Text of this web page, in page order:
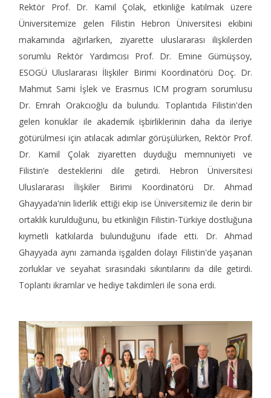
Rektör Prof. Dr. Kamil Çolak, etkinliğe katılmak üzere
Üniversitemize gelen Filistin Hebron Üniversitesi ekibini
makamında ağırlarken, ziyarette uluslararası ilişkilerden
sorumlu Rektör Yardımcısı Prof. Dr. Emine Gümüşsoy,
ESOGÜ Uluslararası İlişkiler Birimi Koordinatörü Doç. Dr.
Mahmut Sami İşlek ve Erasmus ICM program sorumlusu
Dr. Emrah Orakcıoğlu da bulundu. Toplantıda Filistin'den
gelen konuklar ile akademik işbirliklerinin daha da ileriye
götürülmesi için atılacak adımlar görüşülürken, Rektör Prof.
Dr. Kamil Çolak ziyaretten duyduğu memnuniyeti ve
Filistin’e desteklerini dile getirdi. Hebron Üniversitesi
Uluslararası İlişkiler Birimi Koordinatörü Dr. Ahmad
Ghayyada'nin liderlik ettiği ekip ise Üniversitemiz ile derin bir
ortaklık kurulduğunu, bu etkinliğin Filistin-Türkiye dostluğuna
kıymetli katkılarda bulunduğunu ifade etti. Dr. Ahmad
Ghayyada aynı zamanda işgalden dolayı Filistin'de yaşanan
zorluklar ve seyahat sırasındaki sıkıntılarını da dile getirdi.
Toplantı ikramlar ve hediye takdimleri ile sona erdi.